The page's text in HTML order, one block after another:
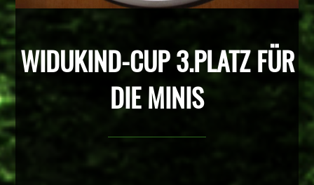
WIDUKIND-CUP 3.PLATZ FÜR
DIE MINIS